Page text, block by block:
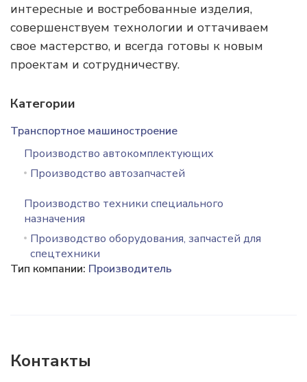
интересные и востребованные изделия,
совершенствуем технологии и оттачиваем
свое мастерство, и всегда готовы к новым
проектам и сотрудничеству.
Категории
Транспортное машиностроение
Производство автокомплектующих
Производство автозапчастей
Производство техники специального
назначения
Производство оборудования, запчастей для
спецтехники
Тип компании: Производитель
Контакты